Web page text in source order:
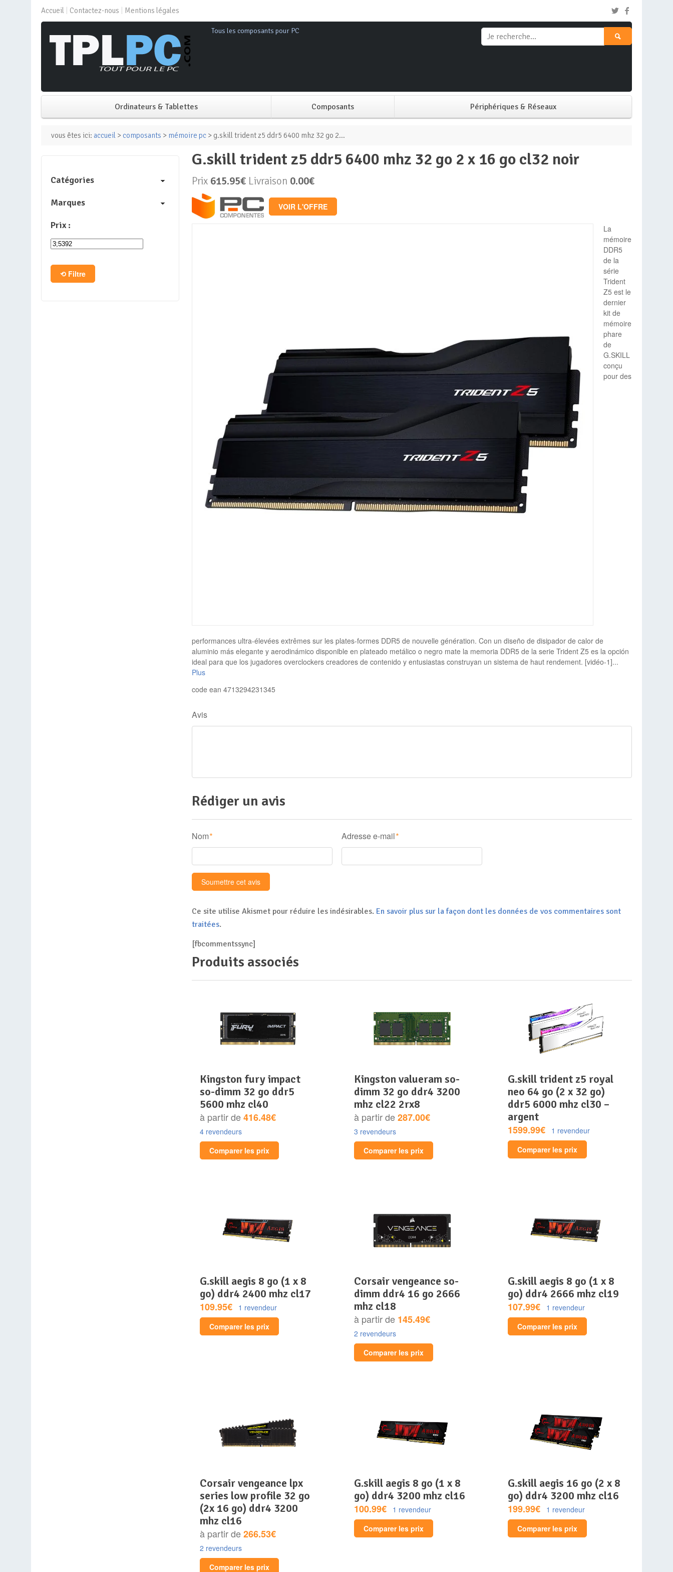
Accueil Contactez-nous Mentions légales
Tous les composants pour PC
Ordinateurs & Tablettes
PC de bureau
Mini PC
PC Tout-en-un
Tablettes
Composants
Alimentation PC
Boitier PC
Carte graphique
Carte mère
Périphériques & Réseaux
Ecran PC
vous êtes ici: accueil > composants > mémoire pc > g.skill trident z5 ddr5 6400 mhz 32 go 2...
g.skill trident z5 ddr5 6400 mhz 32 go 2 x 16 go cl32 noir
Prix 615.95€ Livraison 0.00€
VOIR L'OFFRE
La
mémoire
DDR5
de la
série
Trident
Z5 est le
dernier
kit de
mémoire
phare
de
G.SKILL
conçu
pour des
performances ultra-élevées extrêmes sur les plates-formes DDR5 de nouvelle génération. Con un diseño de disipador de calor de
aluminio más elegante y aerodinámico disponible en plateado metálico o negro mate la memoria DDR5 de la serie Trident Z5 es la opción
ideal para que los jugadores overclockers creadores de contenido y entusiastas construyan un sistema de haut rendement. [vidéo-1]...
Plus
code ean 4713294231345
Avis
Rédiger un avis
Nom * Adresse e-mail *
Ce site utilise Akismet pour réduire les indésirables. En savoir plus sur la façon dont les données de vos commentaires sont
traitées.
[fbcommentssync]
Produits associés
kingston fury impact
so-dimm 32 go ddr5
5600 mhz cl40
à partir de416.48€
4 revendeurs
Comparer les prix
kingston valueram so-
dimm 32 go ddr4 3200
mhz cl22 2rx8
à partir de287.00€
3 revendeurs
Comparer les prix
g.skill trident z5 royal
neo 64 go (2 x 32 go)
ddr5 6000 mhz cl30 –
argent
1599.99€
1 revendeur
Comparer les prix
g.skill aegis 8 go (1 x 8
go) ddr4 2400 mhz cl17
109.95€
1 revendeur
Comparer les prix
corsair vengeance so-
dimm ddr4 16 go 2666
mhz cl18
à partir de 145.49€
2 revendeurs
Comparer les prix
g.skill aegis 8 go (1 x 8
go) ddr4 2666 mhz cl19
107.99€
1 revendeur
Comparer les prix
corsair vengeance lpx
series low profile 32 go
(2x 16 go) ddr4 3200
mhz cl16
à partir de266.53€
2 revendeurs
Comparer les prix
g.skill aegis 8 go (1 x 8
go) ddr4 3200 mhz cl16
100.99€
1 revendeur
Comparer les prix
g.skill aegis 16 go (2 x 8
go) ddr4 3200 mhz cl16
199.99€
1 revendeur
Comparer les prix
Catégories
Marques
Prix :
Filtre